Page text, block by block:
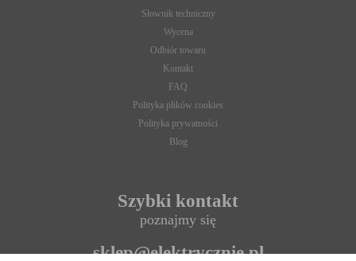
Słownik techniczny
Wycena
Odbiór towaru
Kontakt
FAQ
Polityka plików cookies
Polityka prywatności
Blog
Szybki kontakt
poznajmy się
sklep@elektrycznie.pl